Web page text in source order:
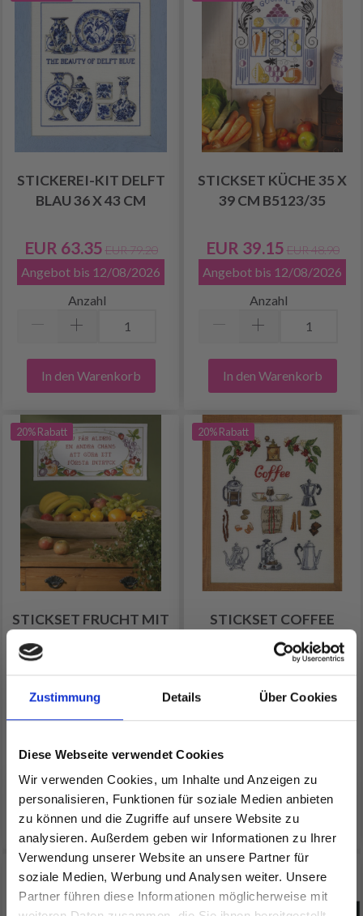
Zustimmung Details Über Cookies
Diese Webseite verwendet Cookies
Wir verwenden Cookies, um Inhalte und Anzeigen zu
personalisieren, Funktionen für soziale Medien anbieten
zu können und die Zugriffe auf unsere Website zu
analysieren. Außerdem geben wir Informationen zu Ihrer
Verwendung unserer Website an unsere Partner für
soziale Medien, Werbung und Analysen weiter. Unsere
Partner führen diese Informationen möglicherweise mit
STICKEREI-KIT DELFT
BLAU 36 X 43 CM
EUR 63.35 EUR 79.20
Angebot bis 12/08/2026
Anzahl
In den Warenkorb
STICKSET KÜCHE 35 X
39 CM B5123/35
EUR 39.15 EUR 48.90
Angebot bis 12/08/2026
Anzahl
In den Warenkorb
20% Rabatt
STICKSET FRUCHT MIT
TEXT 57 X 29 CM
In den Warenkorb
20% Rabatt
STICKSET COFFEE
TIME 40X52 CM
EUR 53.15
In den Warenkorb
20% Rabatt 20% Rabatt